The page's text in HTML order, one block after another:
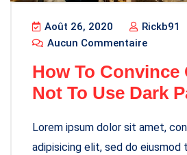
Août 26, 2020
Rickb91
Aucun Commentaire
How To Convince
Not To Use Dark
Lorem ipsum dolor sit amet,
adipisicing elit, sed do eiusmod